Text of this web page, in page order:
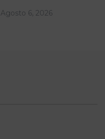
Agosto 6, 2026